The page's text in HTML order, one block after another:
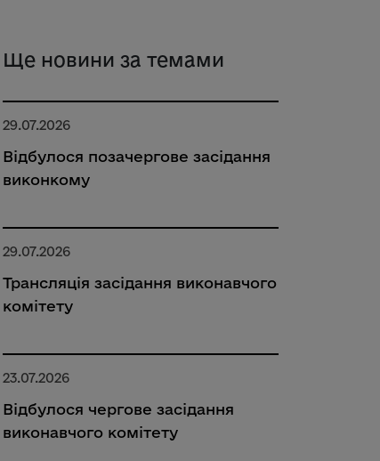
Ще новини за темами
29.07.2026
Відбулося позачергове засідання
виконкому
29.07.2026
Трансляція засідання виконавчого
комітету
23.07.2026
Відбулося чергове засідання
виконавчого комітету